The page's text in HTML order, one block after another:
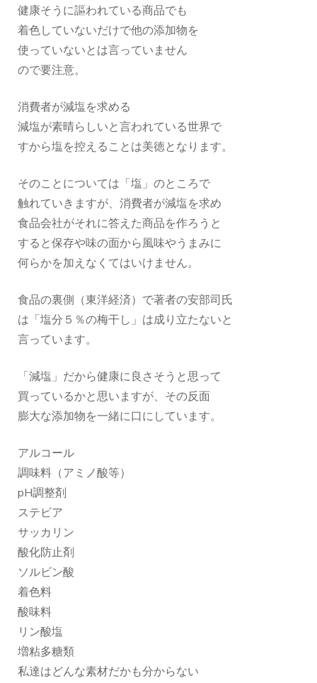
健康そうに謳われている商品でも
着色していないだけで他の添加物を
使っていないとは言っていません
ので要注意。
消費者が減塩を求める
減塩が素晴らしいと言われている世界で
すから塩を控えることは美徳となります。
そのことについては「塩」のところで
触れていきますが、消費者が減塩を求め
食品会社がそれに答えた商品を作ろうと
すると保存や味の面から風味やうまみに
何らかを加えなくてはいけません。
食品の裏側（東洋経済）で著者の安部司氏
は「塩分５％の梅干し」は成り立たないと
言っています。
「減塩」だから健康に良さそうと思って
買っているかと思いますが、その反面
膨大な添加物を一緒に口にしています。
アルコール
調味料（アミノ酸等）
pH調整剤
ステビア
サッカリン
酸化防止剤
ソルビン酸
着色料
酸味料
リン酸塩
増粘多糖類
私達はどんな素材だかも分からない